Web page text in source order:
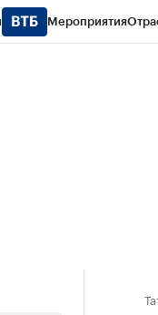
Мероприятия